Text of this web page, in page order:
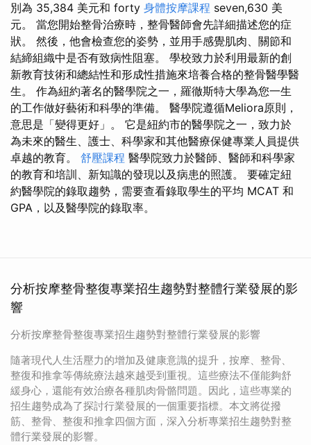
別為 35,384 美元和 forty 身體按摩課程 seven,630 美
元。 當您開始整骨治療時，整骨醫師會先詳細描述您的症
狀。 然後，他會檢查您的姿勢，並用手感覺肌肉、關節和
結締組織中是否有致病性阻塞。 學校致力於利用最新的創
新教育技術和總結性和形成性措施來培養合格的整骨醫學醫
生。 作為紐約著名的醫學院之一，羅徹斯特大學為您一生
的工作做好藝術和科學的準備。 醫學院遵循Meliora原則，
意思是「變得更好」。 它是紐約市的醫學院之一，致力於
為未來的醫生、護士、科學家和其他醫療保健專業人員提供
卓越的教育。 舒壓課程 醫學院致力於醫師、醫師和科學家
的教育和培訓、新知識的發現以及病患的照護。 要確定紐
約醫學院的錄取趨勢，需要查看錄取學生的平均 MCAT 和
GPA，以及醫學院的錄取率。
分析按摩整骨整復專業招生趨勢對整體行業發展的影
響
分析按摩整骨整復專業招生趨勢對整體行業發展的影響
隨著現代人生活壓力的增加及健康意識的提升，按摩、整骨、
整復和推拿等傳統療法越來越受到重視。這些療法不僅能夠舒
緩身心，還能有效治療各種肌肉骨骼問題。因此，這些專業的
招生趨勢成為了探討行業發展的一個重要指標。本文將從撥
筋、整骨、整復和推拿四個方面，深入分析專業招生趨勢對整
體行業發展的影響。